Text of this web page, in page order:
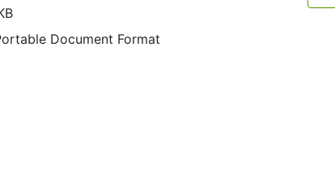
Document Format